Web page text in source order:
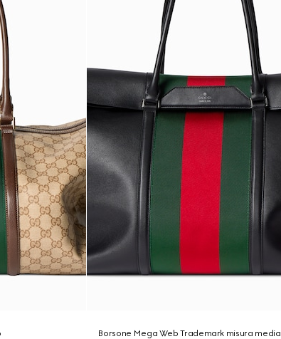
Borsone Mega Web Trademark misura media